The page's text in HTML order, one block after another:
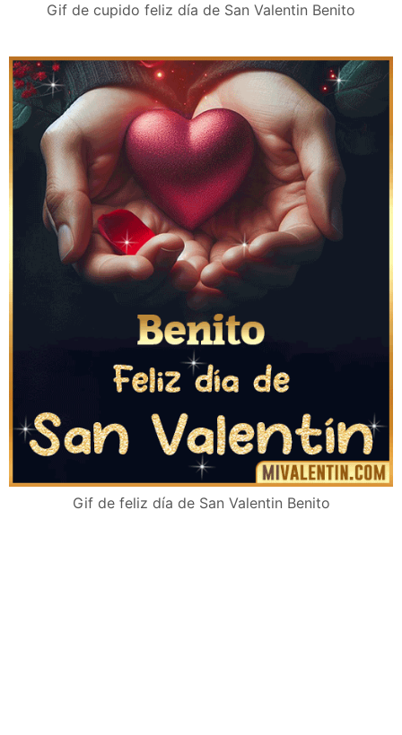
Gif de cupido feliz día de San Valentin Benito
Gif de feliz día de San Valentin Benito